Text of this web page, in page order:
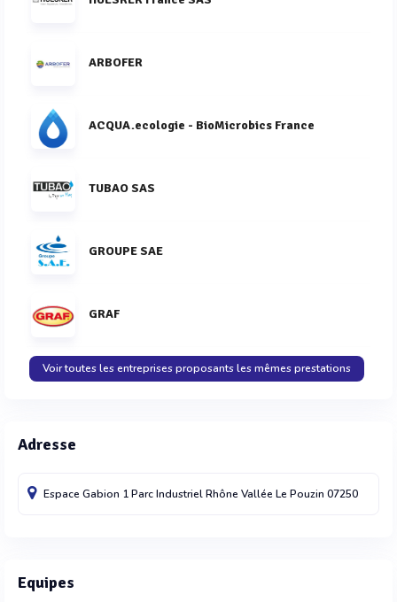
ARBOFER
ACQUA.ecologie - BioMicrobics France
TUBAO SAS
GROUPE SAE
GRAF
Voir toutes les entreprises proposants les mêmes prestations
Adresse
Espace Gabion 1 Parc Industriel Rhône Vallée Le Pouzin 07250
Equipes